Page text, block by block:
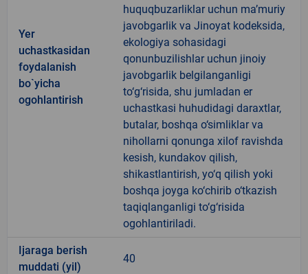
Yer
uchastkasidan
foydalanish
bo`yicha
ogohlantirish
huquqbuzarliklar uchun ma’muriy
javobgarlik va Jinoyat kodeksida,
ekologiya sohasidagi
qonunbuzilishlar uchun jinoiy
javobgarlik belgilanganligi
to‘g‘risida, shu jumladan er
uchastkasi huhudidagi daraxtlar,
butalar, boshqa o‘simliklar va
nihollarni qonunga xilof ravishda
kesish, kundakov qilish,
shikastlantirish, yo‘q qilish yoki
boshqa joyga ko‘chirib o‘tkazish
taqiqlanganligi to‘g‘risida
ogohlantiriladi.
Ijaraga berish
muddati (yil)
40